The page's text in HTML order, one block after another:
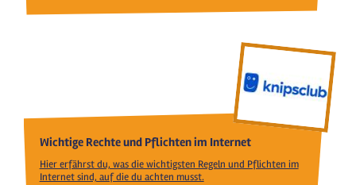
Wichtige Rechte und Pflichten im Internet
Hier erfährst du, was die wichtigsten Regeln und Pflichten im
Internet sind, auf die du achten musst.